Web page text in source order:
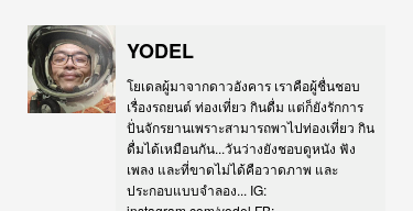
YODEL
โยเดลผู้มาจากดาวอังคาร เราคือผู้ชื่นชอบ
เรื่องรถยนต์ ท่องเที่ยว กินดื่ม แต่ก็ยังรักการ
ปั่นจักรยานเพราะสามารถพาไปท่องเที่ยว กิน
ดื่มได้เหมือนกัน...วันว่างยังชอบดูหนัง ฟัง
เพลง และที่ขาดไม่ได้คือวาดภาพ และ
ประกอบแบบจำลอง... IG: